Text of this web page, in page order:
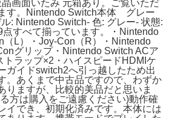
画面いたみ 元箱あり。ご覧いただ
す。Nintendo Switch本体 グレー
: Nintendo Switch- 色: グレー- 状態:
点すべて揃っています。・Nintendo
（L）・Joy-Con（R）・Nintendo
グリップ・Nintendo Switch ACア
トラップ×2・ハイスピードHDMIケ
ガイドswitch2へ引っ越したため出
。あくまで中古品ですので、わずか
りますが、比較的美品だと思いま
方は購入をご遠慮ください)動作確
イでき、初期化済みです。本体には